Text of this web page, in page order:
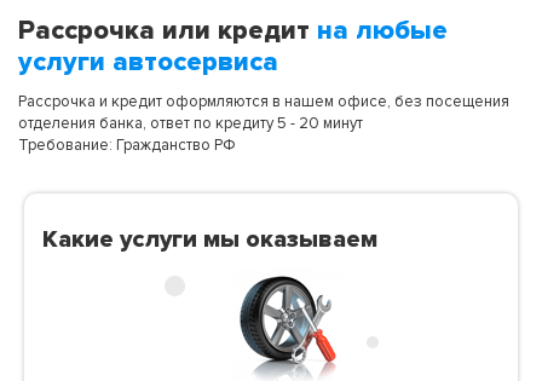
Рассрочка или кредит на любые
услуги автосервиса
Рассрочка и кредит оформляются в нашем офисе, без посещения
отделения банка, ответ по кредиту 5 - 20 минут
Требование: Гражданство РФ
Какие услуги мы оказываем